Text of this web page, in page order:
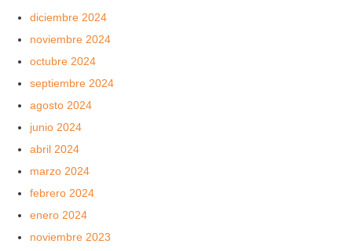
diciembre 2024
noviembre 2024
octubre 2024
septiembre 2024
agosto 2024
junio 2024
abril 2024
marzo 2024
febrero 2024
enero 2024
noviembre 2023